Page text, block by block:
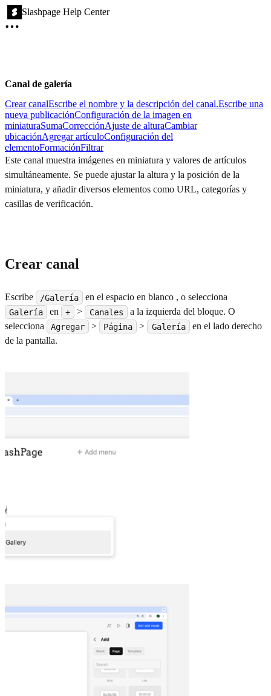
Slashpage Help Center
Canal de galería
Crear canalEscribe el nombre y la descripción del canal.Escribe una
nueva publicaciónConfiguración de la imagen en
miniaturaSumaCorrecciónAjuste de alturaCambiar
ubicaciónAgregar artículoConfiguración del
elementoFormaciónFiltrar
Este canal muestra imágenes en miniatura y valores de artículos
simultáneamente. Se puede ajustar la altura y la posición de la
miniatura, y añadir diversos elementos como URL, categorías y
casillas de verificación.
Crear canal
Escribe /Galería en el espacio en blanco , o selecciona
Galería en + > Canales
a la izquierda del bloque. O
selecciona
Agregar > Página > Galería
en el lado derecho
de la pantalla.